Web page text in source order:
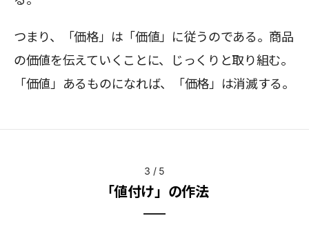
つまり、「価格」は「価値」に従うのである。商品
の価値を伝えていくことに、じっくりと取り組む。
「価値」あるものになれば、「価格」は消滅する。
3 / 5
「値付け」の作法